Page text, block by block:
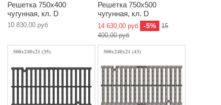
Решетка 750х400
чугунная, кл. D
10 830,00 руб
Решетка 750х500
чугунная, кл. D
14 630,00 руб -5%
15
400,00 руб